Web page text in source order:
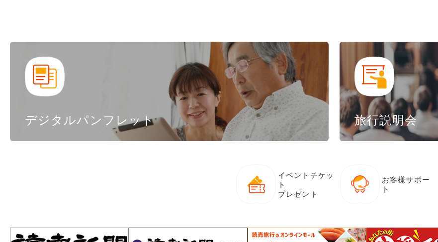
デジタルパンフレット 旅行説明会
イベントチケッ
ト
プレゼント
お客様サポー
ト